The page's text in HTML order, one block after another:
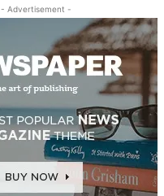
- Advertisement -